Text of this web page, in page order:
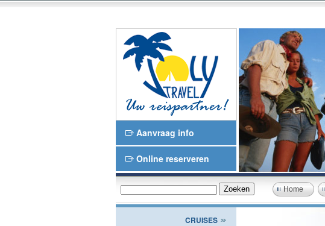
Aanvraag info
Online reserveren
Home
CRUISES